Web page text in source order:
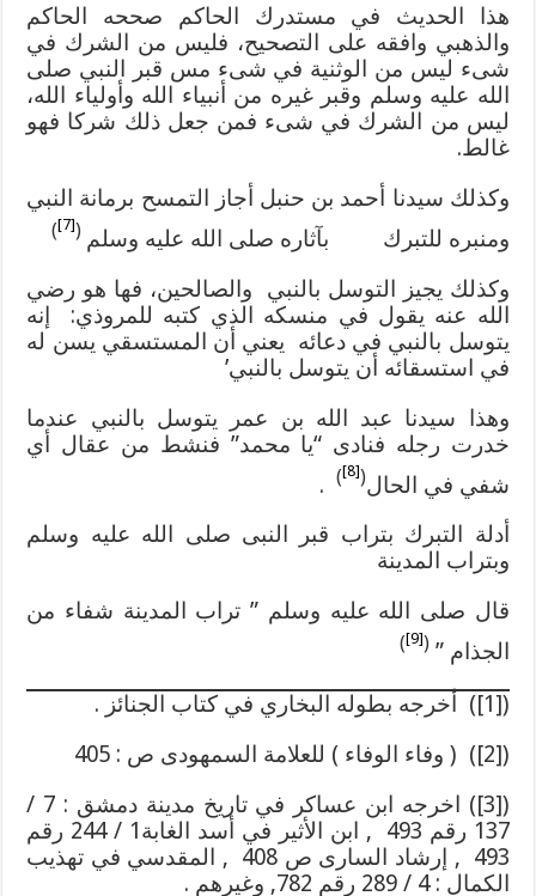
هذا الحديث في مستدرك الحاكم صححه الحاكم
والذهبي وافقه على التصحيح، فليس من الشرك في
شىء ليس من الوثنية في شىء مس قبر النبي صلى
الله عليه وسلم وقبر غيره من أنبياء الله وأولياء الله،
ليس من الشرك في شىء فمن جعل ذلك شركا فهو
غالط.
وكذلك سيدنا أحمد بن حنبل أجاز التمسح برمانة النبي
ومنبره للتبرك بآثاره صلى الله عليه وسلم (
[7]
)
وكذلك يجيز التوسل بالنبي والصالحين، فها هو رضي
الله عنه يقول في منسكه الذي كتبه للمروذي: إنه
يتوسل بالنبي في دعائه يعني أن المستسقي يسن له
في استسقائه أن يتوسل بالنبي’
وهذا سيدنا عبد الله بن عمر يتوسل بالنبي عندما
خدرت رجله فنادى “يا محمد” فنشط من عقال أي
شفي في الحال(
[8]
)
.
أدلة التبرك بتراب قبر النبى صلى الله عليه وسلم
وبتراب المدينة
قال صلى الله عليه وسلم ” تراب المدينة شفاء من
الجذام ”(
[9]
)
([1]) أخرجه بطوله البخاري في كتاب الجنائز .
([2]) ( وفاء الوفاء ) للعلامة السمهودى ص : 405
([3]) اخرجه ابن عساكر في تاريخ مدينة دمشق : 7 /
137 رقم 493 , ابن الأثير في أسد الغابة1 / 244 رقم
493 , إرشاد السارى ص 408 , المقدسي في تهذيب
الكمال : 4 / 289 رقم 782, وغيرهم .